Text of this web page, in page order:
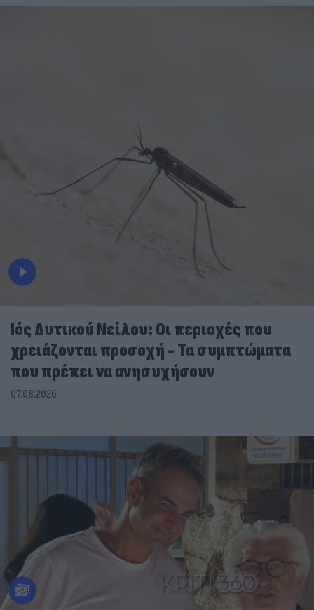
Ιός Δυτικού Νείλου: Οι περιοχές που
χρειάζονται προσοχή - Τα συμπτώματα
που πρέπει να ανησυχήσουν
07.08.2026